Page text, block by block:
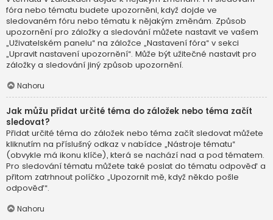
fóra nebo tématu budete upozorněni, když dojde ve
sledovaném fóru nebo tématu k nějakým změnám. Způsob
upozornění pro záložky a sledování můžete nastavit ve vašem
„Uživatelském panelu“ na záložce „Nastavení fóra“ v sekci
„Upravit nastavení upozornění“. Může být užitečné nastavit pro
záložky a sledování jiný způsob upozornění.
Nahoru
Jak můžu přidat určité téma do záložek nebo téma začít
sledovat?
Přidat určité téma do záložek nebo téma začít sledovat můžete
kliknutím na příslušný odkaz v nabídce „Nástroje tématu“
(obvykle má ikonu klíče), která se nachází nad a pod tématem.
Pro sledování tématu můžete také poslat do tématu odpověď a
přitom zatrhnout políčko „Upozornit mě, když někdo pošle
odpověď“.
Nahoru